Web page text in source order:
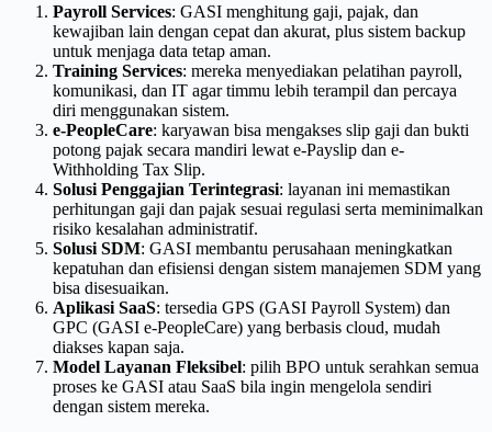
Payroll Services: GASI menghitung gaji, pajak, dan
kewajiban lain dengan cepat dan akurat, plus sistem backup
untuk menjaga data tetap aman.
Training Services: mereka menyediakan pelatihan payroll,
komunikasi, dan IT agar timmu lebih terampil dan percaya
diri menggunakan sistem.
e-PeopleCare: karyawan bisa mengakses slip gaji dan bukti
potong pajak secara mandiri lewat e-Payslip dan e-
Withholding Tax Slip.
Solusi Penggajian Terintegrasi: layanan ini memastikan
perhitungan gaji dan pajak sesuai regulasi serta meminimalkan
risiko kesalahan administratif.
Solusi SDM: GASI membantu perusahaan meningkatkan
kepatuhan dan efisiensi dengan sistem manajemen SDM yang
bisa disesuaikan.
Aplikasi SaaS: tersedia GPS (GASI Payroll System) dan
GPC (GASI e-PeopleCare) yang berbasis cloud, mudah
diakses kapan saja.
Model Layanan Fleksibel: pilih BPO untuk serahkan semua
proses ke GASI atau SaaS bila ingin mengelola sendiri
dengan sistem mereka.